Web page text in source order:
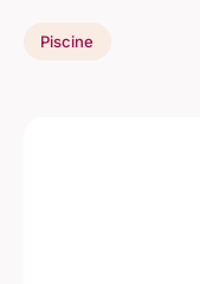
Piscine